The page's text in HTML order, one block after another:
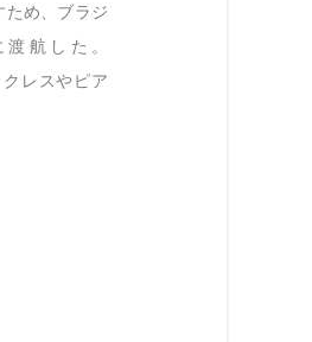
ため、ブラジ
航した。
レスやピア